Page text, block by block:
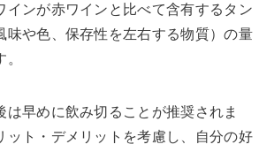
インが赤ワインと比べて含有するタン
味や色、保存性を左右する物質）の量
は早めに飲み切ることが推奨されま
ット・デメリットを考慮し、自分の好